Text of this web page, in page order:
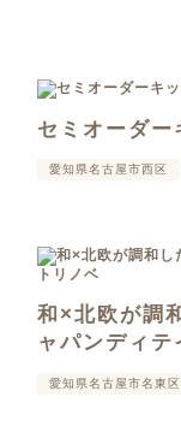
セミオーダー
愛知県名古屋市西区
和×北欧が調
ャパンディ
愛知県名古屋市名東区